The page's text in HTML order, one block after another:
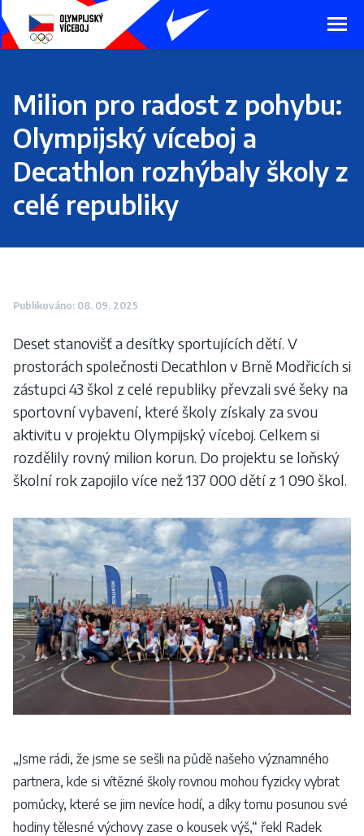
na
hlavní
obsah
Milion pro radost z pohybu:
Olympijský víceboj a
Decathlon rozhýbaly školy z
celé republiky
Publikováno: 08. 09. 2025
Deset stanovišť a desítky sportujících dětí. V
prostorách společnosti Decathlon v Brně Modřicích si
zástupci 43 škol z celé republiky převzali své šeky na
sportovní vybavení, které školy získaly za svou
aktivitu v projektu Olympijský víceboj. Celkem si
rozdělily rovný milion korun. Do projektu se loňský
školní rok zapojilo více než 137 000 dětí z 1 090 škol.
„Jsme rádi, že jsme se sešli na půdě našeho významného
partnera, kde si vítězné školy rovnou mohou fyzicky vybrat
pomůcky, které se jim nevíce hodí, a díky tomu posunou své
hodiny tělesné výchovy zase o kousek výš,“ řekl Radek